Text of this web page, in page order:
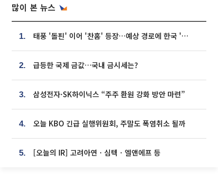
많이 본 뉴스
1. 태풍 '돌핀' 이어 '찬홈' 등장…예상 경로에 한국 '한숨'
2. 급등한 국제 금값…국내 금시세는?
3. 삼성전자·SK하이닉스 “주주 환원 강화 방안 마련”
4. 오늘 KBO 긴급 실행위원회, 주말도 폭염취소 될까
5. [오늘의 IR] 고려아연ㆍ심텍ㆍ엘앤에프 등